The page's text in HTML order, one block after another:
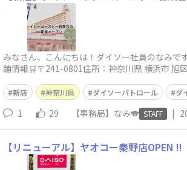
みなさん、こんにちは！ダイソー社員のなみ
舗情報🛒〒241-0801住所：神奈川県 横浜市 旭
新店 神奈川県 ダイソーパトロール ダ
1 29 【事務局】なみ🐨 STAFF |
【リニューアル】ヤオコー秦野店OPEN !!